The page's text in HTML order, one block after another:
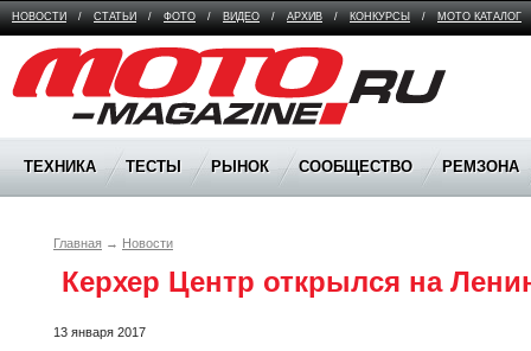
НОВОСТИ / СТАТЬИ / ФОТО / ВИДЕО / АРХИВ / КОНКУРСЫ / МОТО КАТАЛОГ
Moto Magazine
ТЕХНИКА ТЕСТЫ РЫНОК СООБЩЕСТВО РЕМЗОНА
Главная → Новости
Керхер Центр открылся на
13 января 2017